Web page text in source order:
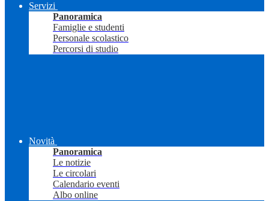
Servizi
Panoramica
Famiglie e studenti
Personale scolastico
Percorsi di studio
Novità
Panoramica
Le notizie
Le circolari
Calendario eventi
Albo online